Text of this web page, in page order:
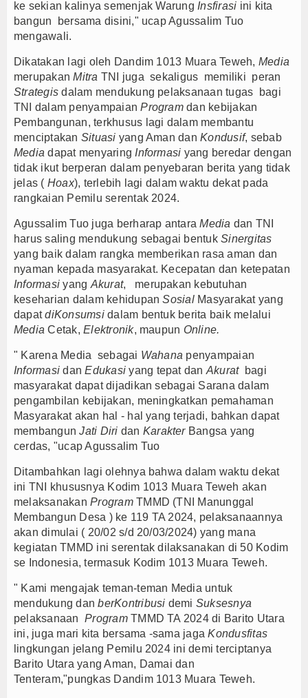
ke sekian kalinya semenjak Warung Insfirasi ini kita
bangun bersama disini," ucap Agussalim Tuo
mengawali.
Dikatakan lagi oleh Dandim 1013 Muara Teweh, Media
merupakanMitra TNI juga sekaligus memiliki peran
Strategis dalam mendukung pelaksanaan tugas bagi
TNI dalam penyampaianProgramdan kebijakan
Pembangunan, terkhusus lagi dalam membantu
menciptakan Situasi yang Aman dan Kondusif, sebab
Media dapat menyaring Informasi yang beredar dengan
tidak ikut berperan dalam penyebaran berita yang tidak
jelas ( Hoax), terlebih lagi dalam waktu dekat pada
rangkaian Pemilu serentak 2024.
Agussalim Tuo juga berharap antaraMedia dan TNI
harus saling mendukung sebagai bentukSinergitas
yang baik dalam rangka memberikan rasa aman dan
nyaman kepada masyarakat. Kecepatan dan ketepatan
Informasi yang Akurat, merupakan kebutuhan
keseharian dalam kehidupanSosial Masyarakat yang
dapatdiKonsumsidalam bentuk berita baik melalui
Media Cetak,Elektronik, maupun Online.
" Karena Media sebagai Wahana penyampaian
InformasidanEdukasi yang tepat dan Akuratbagi
masyarakat dapat dijadikan sebagai Sarana dalam
pengambilan kebijakan, meningkatkan pemahaman
Masyarakat akan hal - hal yang terjadi, bahkan dapat
membangunJati Diri dan KarakterBangsa yang
cerdas, "ucap Agussalim Tuo
Ditambahkan lagi olehnya bahwa dalam waktu dekat
ini TNI khususnya Kodim 1013 Muara Teweh akan
melaksanakanProgramTMMD (TNI Manunggal
Membangun Desa ) ke 119 TA 2024, pelaksanaannya
akan dimulai ( 20/02 s/d 20/03/2024) yang mana
kegiatan TMMD ini serentak dilaksanakan di 50 Kodim
se Indonesia, termasuk Kodim 1013 Muara Teweh.
" Kami mengajak teman-teman Media untuk
mendukung danberKontribusi demi Suksesnya
pelaksanaanProgramTMMD TA 2024 di Barito Utara
ini, juga mari kita bersama -sama jagaKondusfitas
lingkungan jelang Pemilu 2024 ini demi terciptanya
Barito Utara yang Aman, Damai dan
Tenteram,"pungkas Dandim 1013 Muara Teweh.